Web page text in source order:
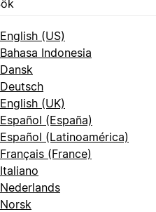
English (US)
Bahasa Indonesia
Dansk
Deutsch
English (UK)
Español (España)
Español (Latinoamérica)
Français (France)
Italiano
Nederlands
Norsk